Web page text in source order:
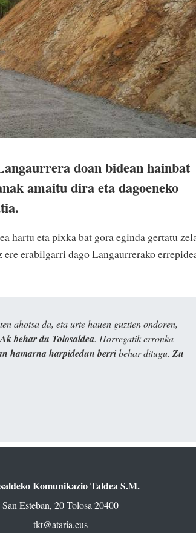
doan bidean hainbat
amaitu dira eta dagoeneko
hartu eta pixka bat gora eginda gertatu
erabilgarri dago Langaurrerako
ahotsa da, eta urte hauen guztien ondoren,
behar du Tolosaldea. Horregatik erronka
hamarna harpidedun berribehar ditugu. Zu
Komunikazio Taldea S.M.
San Esteban, 20 Tolosa 20400
tkt@ataria.eus